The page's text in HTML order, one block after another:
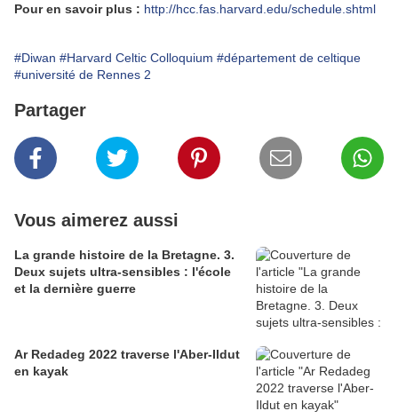
Pour en savoir plus : http://hcc.fas.harvard.edu/schedule.shtml
#Diwan #Harvard Celtic Colloquium #département de celtique
#université de Rennes 2
Partager
Vous aimerez aussi
La grande histoire de la Bretagne. 3.
Deux sujets ultra-sensibles : l'école
et la dernière guerre
Ar Redadeg 2022 traverse l'Aber-Ildut
en kayak